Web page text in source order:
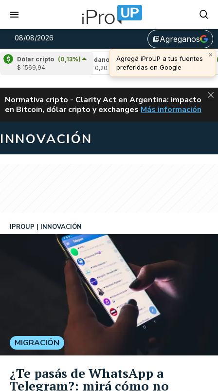
08/08/2026 library_addAgreganos
×
Agregá iProUP a tus fuentes
preferidas en Google
Dólar cripto (0,13%)
$ 1569,94
Cardano
(-0,08%)
Avalanche
u$s 6,55
ALERTA
Normativa cripto - Clarity Act en Argentina: impacto
en Bitcoin, dólar cripto y exchanges CLARITY ACT EN
Más información
INNOVACIÓN
IPROUP INNOVACIÓN
MIGRACIÓN
¿Te pasás de WhatsApp a
Telegram?: mirá cómo no